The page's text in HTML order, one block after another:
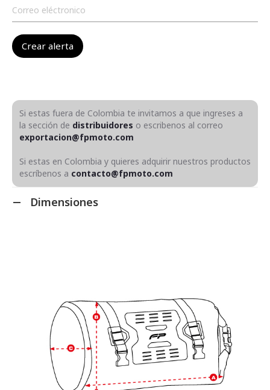
Si estas fuera de Colombia te invitamos a que ingreses a
la sección de distribuidores o escribenos al correo
exportacion@fpmoto.com
Si estas en Colombia y quieres adquirir nuestros productos
escríbenos a contacto@fpmoto.com
Dimensiones